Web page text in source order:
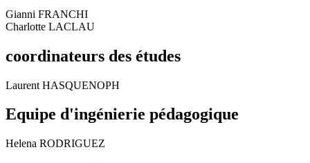
Gianni FRANCHI
Charlotte LACLAU
coordinateurs des études
Laurent HASQUENOPH
Equipe d'ingénierie pédagogique
Helena RODRIGUEZ